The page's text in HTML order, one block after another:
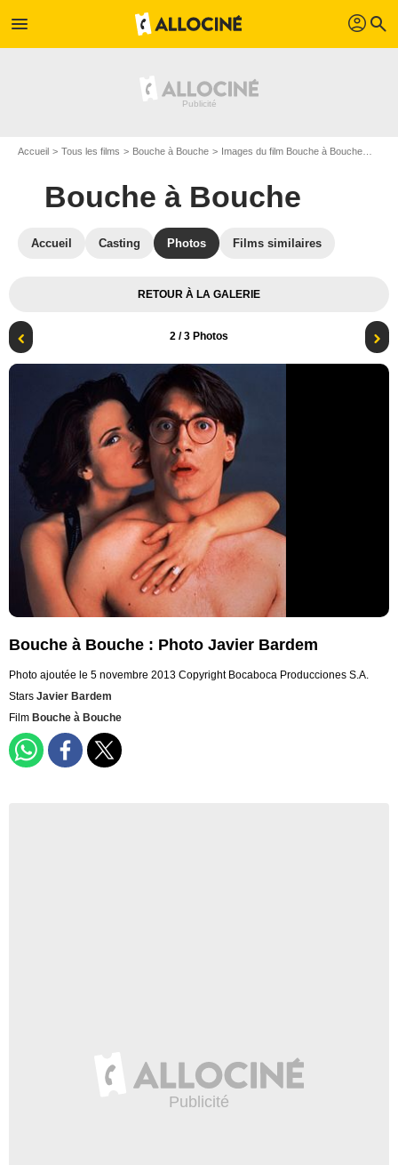
menu profil search
Accueil Tous les films Bouche à Bouche Images du film Bouche à Bouche
Bouche à Bouche
Accueil Casting Photos Films similaires
RETOUR À LA GALERIE
2 / 3 Photos
Bouche à Bouche : Photo Javier Bardem
Photo ajoutée le 5 novembre 2013 Copyright Bocaboca Producciones S.A.
Stars Javier Bardem
Film Bouche à Bouche